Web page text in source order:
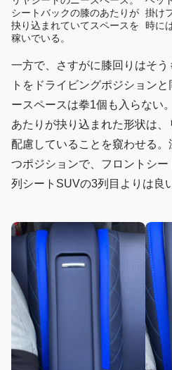
シートバックの膝のあたりが
抉り込まれていてスペースを
稼いでいる。
掛け
時に
一方で、さすがに膝回りはそ
トをドライビングポジション
ースペースは拳1個も入らない
あたりが抉り込まれた形状は
配慮していることを窺わせる
つポジションで、フロントシ
列シートSUVの3列目よりは良